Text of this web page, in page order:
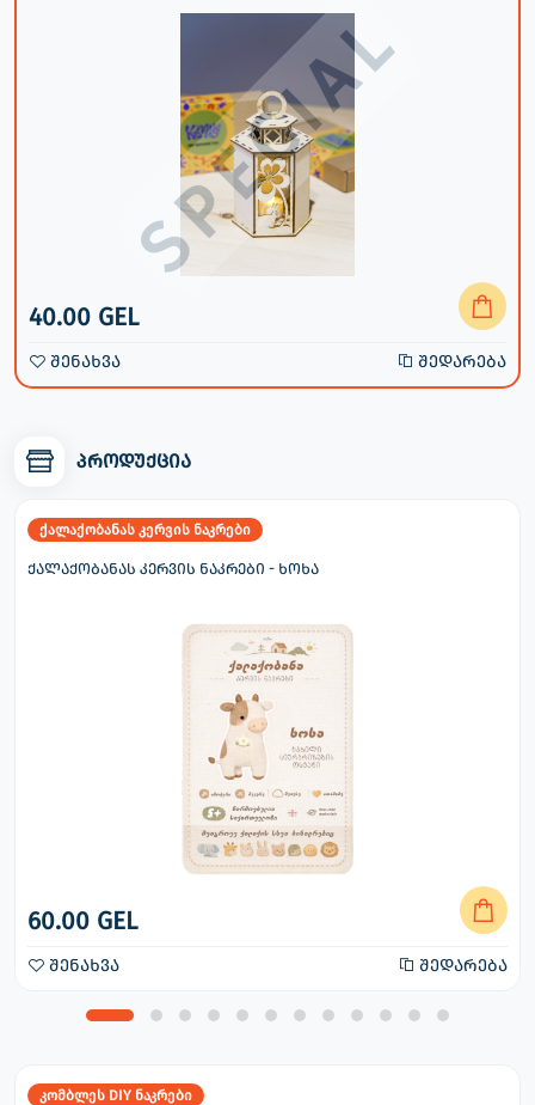
40.00 GEL
შენახვა შედარება
პროდუქცია
ქალაქობანას კერვის ნაკრები
ქალაქობანას კერვის ნაკრები - ხოხა
60.00 GEL
შენახვა შედარება
კომბლეს DIY ნაკრები